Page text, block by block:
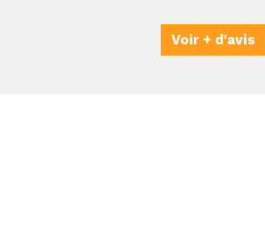
Voir + d'avis